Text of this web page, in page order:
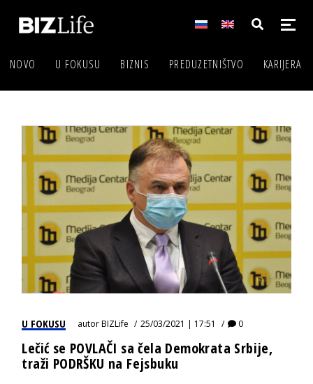
NOVO U FOKUSU BIZNIS PREDUZETNIŠTVO KARIJERA
U FOKUSU autorBIZLife 25/03/2021 | 17:51 0
Lečić se POVLAČI sa čela Demokrata Srbije,
traži PODRŠKU na Fejsbuku